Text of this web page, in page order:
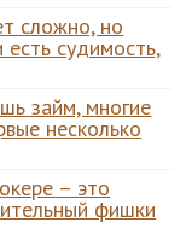
сложно, но
есть судимость,
займ, многие
несколько
– это
фишки